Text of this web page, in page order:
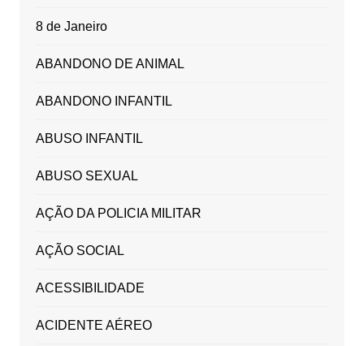
8 de Janeiro
ABANDONO DE ANIMAL
ABANDONO INFANTIL
ABUSO INFANTIL
ABUSO SEXUAL
AÇÃO DA POLICIA MILITAR
AÇÃO SOCIAL
ACESSIBILIDADE
ACIDENTE AÉREO